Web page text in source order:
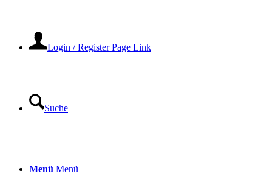
Login / Register Page Link
Suche
Menü Menü